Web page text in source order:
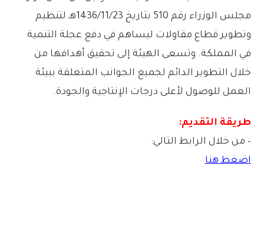
مجلس الوزراء رقم 510 بتاريخ 1436/11/23هـ لتنظيم
وتطوير قطاع مقاولات ليساهم في دفع عجلة التنمية
في المملكة. وتسعى الهيئة إلى تحقيق أهدافها من
خلال التطوير الدائم لجميع الجوانب المتعلقة ببيئة
العمل للوصول لأعلى درجات الإنتاجية والجودة.
طريقة التقديم:
– من خلال الرابط التالي:
اضغط هنا